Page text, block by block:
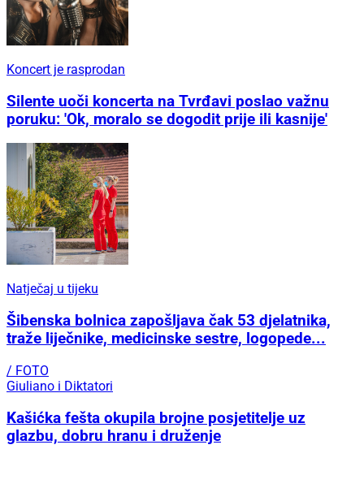
Koncert je rasprodan
Silente uoči koncerta na Tvrđavi poslao važnu
poruku: 'Ok, moralo se dogodit prije ili kasnije'
Natječaj u tijeku
Šibenska bolnica zapošljava čak 53 djelatnika,
traže liječnike, medicinske sestre, logopede...
/ FOTO
Giuliano i Diktatori
Kašićka fešta okupila brojne posjetitelje uz
glazbu, dobru hranu i druženje